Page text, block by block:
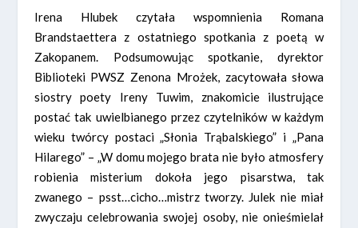
Irena Hlubek czytała wspomnienia Romana
Brandstaettera z ostatniego spotkania z poetą w
Zakopanem. Podsumowując spotkanie, dyrektor
Biblioteki PWSZ Zenona Mrożek, zacytowała słowa
siostry poety Ireny Tuwim, znakomicie ilustrujące
postać tak uwielbianego przez czytelników w każdym
wieku twórcy postaci „Słonia Trąbalskiego” i „Pana
Hilarego” – „W domu mojego brata nie było atmosfery
robienia misterium dokoła jego pisarstwa, tak
zwanego – psst…cicho…mistrz tworzy. Julek nie miał
zwyczaju celebrowania swojej osoby, nie onieśmielał